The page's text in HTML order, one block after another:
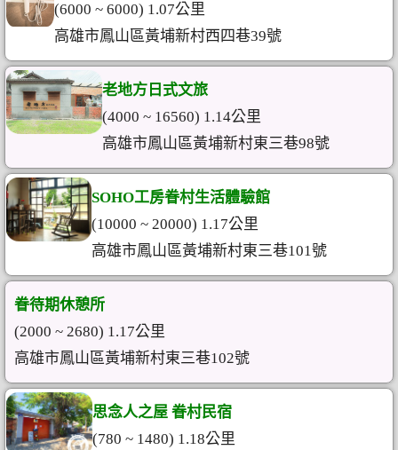
(6000 ~ 6000) 1.07公里
高雄市鳳山區黃埔新村西四巷39號
老地方日式文旅
(4000 ~ 16560) 1.14公里
高雄市鳳山區黃埔新村東三巷98號
SOHO工房眷村生活體驗館
(10000 ~ 20000) 1.17公里
高雄市鳳山區黃埔新村東三巷101號
眷待期休憩所
(2000 ~ 2680) 1.17公里
高雄市鳳山區黃埔新村東三巷102號
思念人之屋 眷村民宿
(780 ~ 1480) 1.18公里